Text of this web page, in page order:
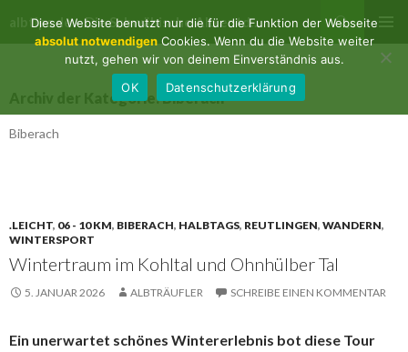
albtips.de – Die Schwäbische Alb entdecken
MENÜ
ZUM
Archiv der Kategorie: Biberach
Biberach
.LEICHT, 06 - 10 KM, BIBERACH, HALBTAGS, REUTLINGEN, WANDERN,
WINTERSPORT
Wintertraum im Kohltal und Ohnhülber Tal
5. JANUAR 2026 ALBTRÄUFLER SCHREIBE EINEN KOMMENTAR
Ein unerwartet schönes Wintererlebnis bot diese Tour
Diese Website benutzt nur die für die Funktion der Webseite
absolut notwendigenCookies. Wenn du die Website weiter
nutzt, gehen wir von deinem Einverständnis aus.
OK
Datenschutzerklärung